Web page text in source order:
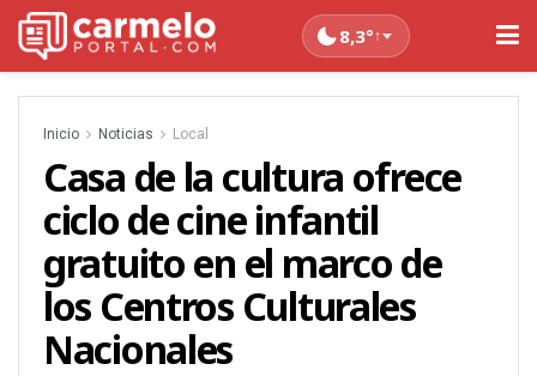
8,3°↑
Inicio Noticias Local
Casa de la cultura ofrece
ciclo de cine infantil
gratuito en el marco de
los Centros Culturales
Nacionales